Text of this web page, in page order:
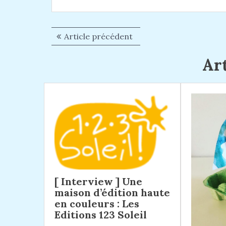
N
v
g
a
t
i
o
n
d
Article précédent
r
c
l
e
p
é
d
e
n
t
[ Interview ] Une
maison d’édition haute
en couleurs : Les
Editions 123 Soleil